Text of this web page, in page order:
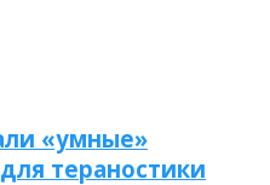
«умные»
тераностики